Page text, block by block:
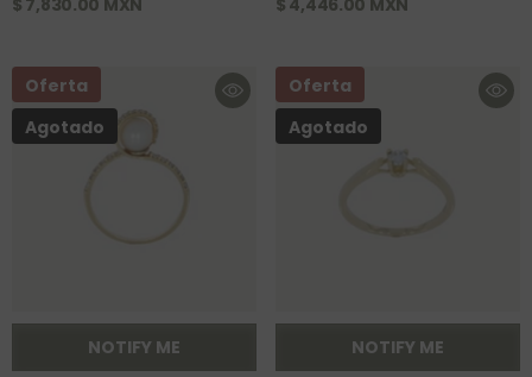
$ 7,830.00 MXN
$ 4,446.00 MXN
Oferta
Agotado
NOTIFY ME
Oferta
Agotado
NOTIFY ME